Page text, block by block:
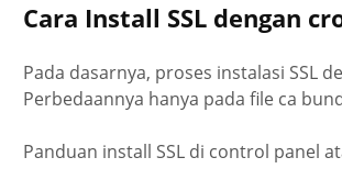
Cara Install SSL dengan
Pada dasarnya, proses instalasi SSL
Perbedaannya hanya pada file ca
Panduan install SSL di control panel